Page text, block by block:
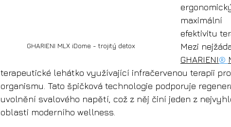
GHARIENI MLX iDome - trojitý detox
efektivitu
Mezi
GHARIENI®
terapeutické lehátko využívající infračervenou terapii
organismu. Tato špičková technologie podporuje
uvolnění svalového napětí, což z něj činí jeden z
oblasti moderního wellness.